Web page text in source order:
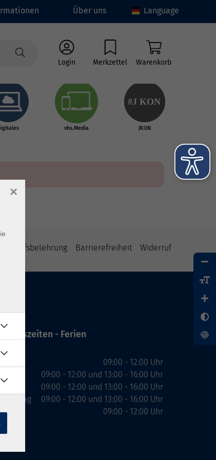
Über uns Language
Login Merkzettel Warenkorb
vhs.Media
#J KON
JKON
Barrierefreiheit Widerruf
- Ferien
09:00 - 12:00 Uhr
09:00 - 12:00 und 13:00 - 16:00 Uhr
09:00 - 12:00 und 13:00 - 16:00 Uhr
09:00 - 12:00 und 13:00 - 16:00 Uhr
09:00 - 12:00 Uhr
×